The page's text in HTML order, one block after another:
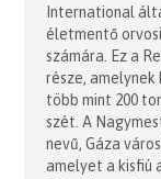
International
életmentő
számára. Ez a
része,
több mint 200
szét. A
nevű, Gáza
amelyet a kisfiú